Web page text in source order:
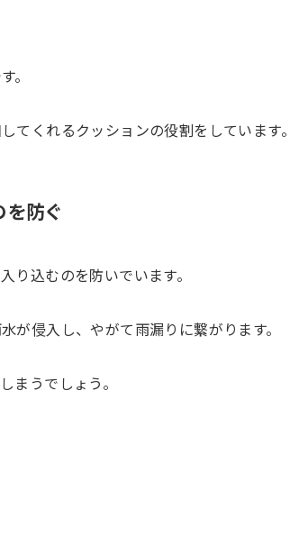
。
くれるクッションの役割をしています。
防ぐ
り込むのを防いでいます。
が侵入し、やがて雨漏りに繋がります。
まうでしょう。